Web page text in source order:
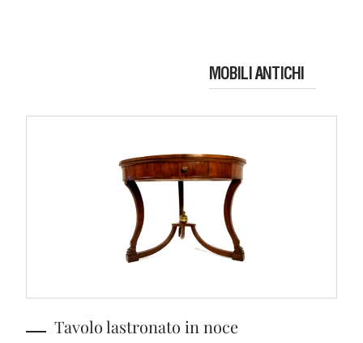
MOBILI ANTICHI
Tavolo lastronato in noce